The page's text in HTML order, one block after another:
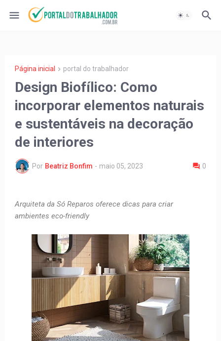
Página inicial portal do trabalhador
Design Biofílico: Como
incorporar elementos naturais
e sustentáveis na decoração
de interiores
Por Beatriz Bonfim - maio 05, 2023 0
Arquiteta da Só Reparos oferece dicas para criar
ambientes eco-friendly